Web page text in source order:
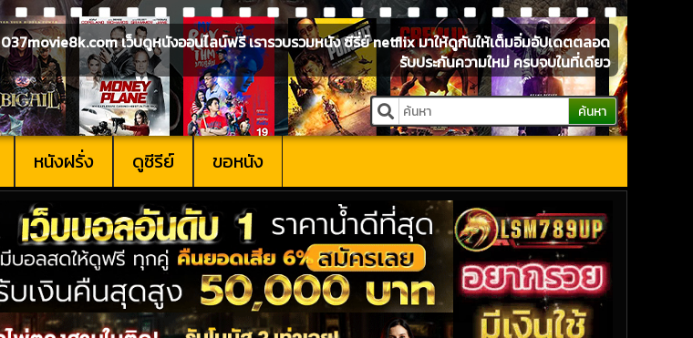
037movie8k.com เว็บดูหนังออนไลน์ฟรี เรารวบรวมหนัง ซีรี่ย์ netflix มาให้ดูกันให้เต็มอิ่มอัปเดตตลอด
รับประกันความใหม่ ครบจบในที่เดียว
ค้นหา
หนังฝรั่ง ดูซีรีย์ ขอหนัง